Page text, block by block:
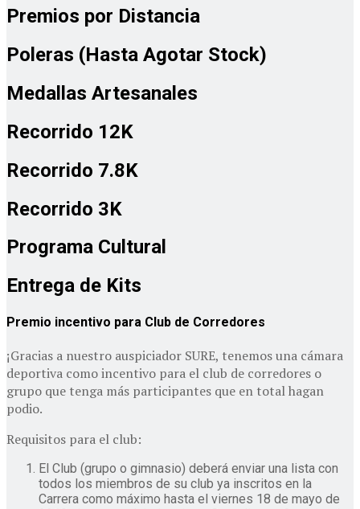
Premios por Distancia
Poleras (Hasta Agotar Stock)
Medallas Artesanales
Recorrido 12K
Recorrido 7.8K
Recorrido 3K
Programa Cultural
Entrega de Kits
Premio incentivo para Club de Corredores
¡Gracias a nuestro auspiciador SURE, tenemos una cámara
deportiva como incentivo para el club de corredores o
grupo que tenga más participantes que en total hagan
podio.
Requisitos para el club:
El Club (grupo o gimnasio) deberá enviar una lista con
todos los miembros de su club ya inscritos en la
Carrera como máximo hasta el viernes 18 de mayo de